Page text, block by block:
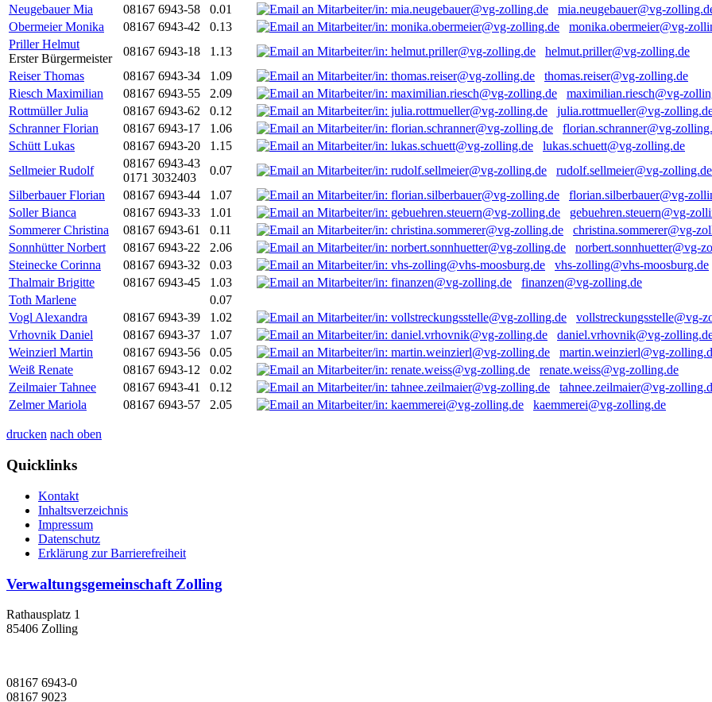
Neugebauer Mia
08167 6943-58 0.01
mia.neugebauer@vg-
Obermeier Monika
08167 6943-42 0.13
monika.obermeier@vg-
Priller Helmut
Erster Bürgermeister
08167 6943-18 1.13
helmut.priller@vg-zolling.de
Reiser Thomas
08167 6943-34 1.09
thomas.reiser@vg-zolling.de
Riesch Maximilian
08167 6943-55 2.09
maximilian.riesch@vg-
Rottmüller Julia
08167 6943-62 0.12
julia.rottmueller@vg-
Schranner Florian
08167 6943-17 1.06
florian.schranner@vg-
Schütt Lukas
08167 6943-20 1.15
lukas.schuett@vg-zolling.de
Sellmeier Rudolf
08167 6943-43
0171 3032403
0.07
rudolf.sellmeier@vg-zolling.de
Silberbauer Florian
08167 6943-44 1.07
florian.silberbauer@vg-
Soller Bianca
08167 6943-33 1.01
gebuehren.steuern@vg-
Sommerer Christina
08167 6943-61 0.11
christina.sommerer@vg-
Sonnhütter Norbert
08167 6943-22 2.06
norbert.sonnhuetter@vg-
Steinecke Corinna
08167 6943-32 0.03
vhs-zolling@vhs-moosburg.de
Thalmair Brigitte
08167 6943-45 1.03
finanzen@vg-zolling.de
Toth Marlene
0.07
Vogl Alexandra
08167 6943-39 1.02
vollstreckungsstelle@vg-
Vrhovnik Daniel
08167 6943-37 1.07
daniel.vrhovnik@vg-
Weinzierl Martin
08167 6943-56 0.05
martin.weinzierl@vg-
Weiß Renate
08167 6943-12 0.02
renate.weiss@vg-zolling.de
Zeilmaier Tahnee
08167 6943-41 0.12
tahnee.zeilmaier@vg-
Zelmer Mariola
08167 6943-57 2.05 kaemmerei@vg-zolling.de
drucken nach oben
Quicklinks
Kontakt
Inhaltsverzeichnis
Impressum
Datenschutz
Erklärung zur Barrierefreiheit
Verwaltungsgemeinschaft Zolling
Rathausplatz 1
85406 Zolling
08167 6943-0
08167 9023